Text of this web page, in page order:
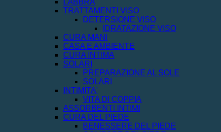
LABBRA
TRATTAMENTI VISO
DETERSIONE VISO
IDRATAZIONE VISO
CURA MANI
CASA E AMBIENTE
CURA INTIMA
SOLARI
PREPARAZIONE AL SOLE
SOLARI
INTIMITA'
VITA DI COPPIA
ASSORBENTI INTIMI
CURA DEL PIEDE
BENESSERE DEL PIEDE